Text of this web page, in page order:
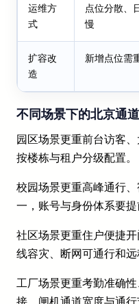
运维方
式
点位分散、
慢
扩容改
造
新增点位需
不同场景下的北京通
园区场景更重前台访客
按楼栋与租户分级配置。
校园场景更重高峰通行
一，账号与身份体系要提
社区场景更重住户便捷
线容灾、断网可通行和远
工厂场景更重考勤准确
接，闸机通道宽度与通行